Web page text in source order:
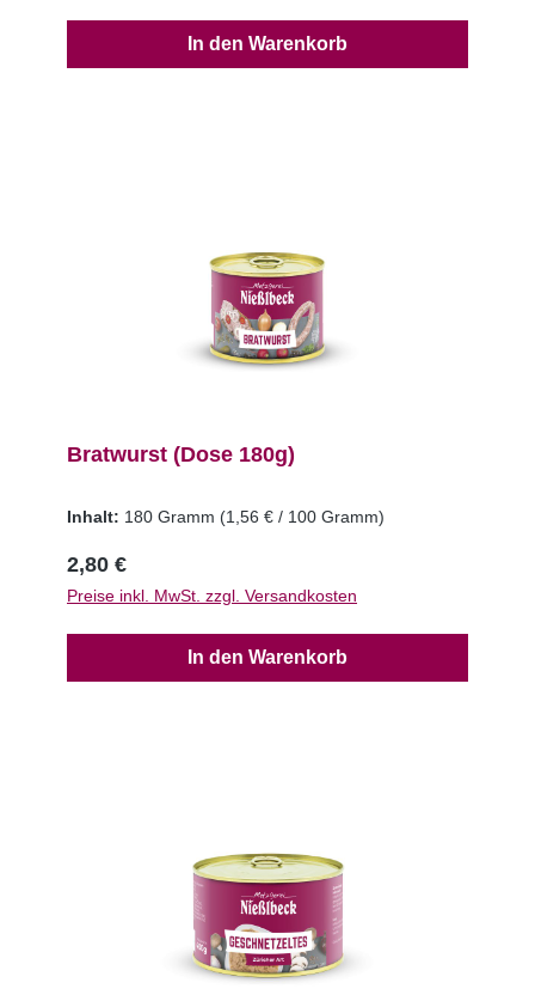
In den Warenkorb
Bratwurst (Dose 180g)
Inhalt: 180 Gramm (1,56 € / 100 Gramm)
2,80 €
Preise inkl. MwSt. zzgl. Versandkosten
In den Warenkorb